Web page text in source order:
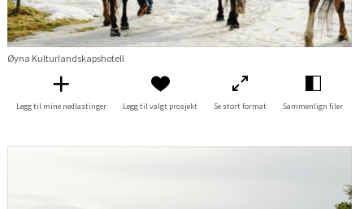
Øyna Kulturlandskapshotell
Legg til mine nedlastinger Legg til valgt prosjekt Se stort format Sammenlign filer